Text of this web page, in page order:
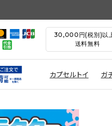
30,000円(税別)以
送料無料
カプセルトイ ガ